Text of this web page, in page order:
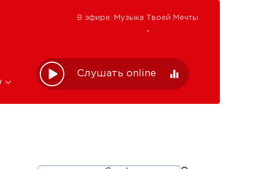
В эфире: Музыка Твоей Мечты
Слушать online